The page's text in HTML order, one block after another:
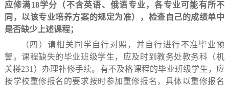
应修满18学分（不含英语、俄语专业，各专业可能有所不
同，以该专业培养方案的规定为准），检查自己的成绩单中
是否缺少上述课程；
（四）请相关同学自行对照，并自行进行不准毕业预
警。课程缺失的毕业班级学生，应及时到教务处教务科（机
关楼231 ）办理补修手续。有不及格课程的毕业班级学生，应
按学校重修报名的要求按时参加重修报名，具体以重修报名